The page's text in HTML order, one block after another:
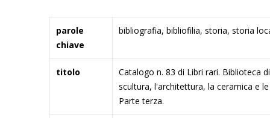
Informazioni
parole
chiave
bibliografia, bibliofilia, storia, storia
titolo
Catalogo n. 83 di Libri rari. Biblioteca
scultura, l'architettura, la ceramica e
Parte terza.